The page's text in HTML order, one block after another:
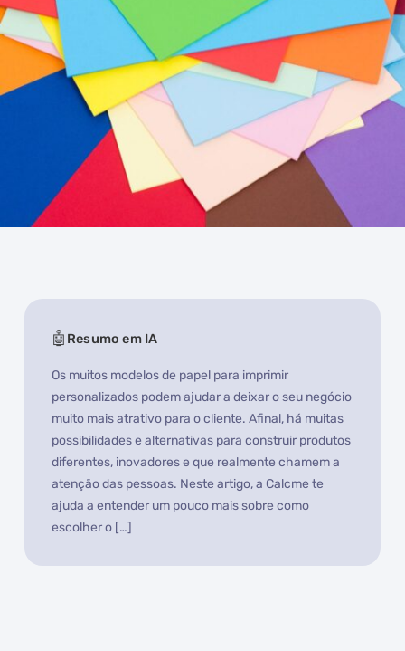
Resumo em IA
Os muitos modelos de papel para imprimir
personalizados podem ajudar a deixar o seu negócio
muito mais atrativo para o cliente. Afinal, há muitas
possibilidades e alternativas para construir produtos
diferentes, inovadores e que realmente chamem a
atenção das pessoas. Neste artigo, a Calcme te
ajuda a entender um pouco mais sobre como
escolher o […]